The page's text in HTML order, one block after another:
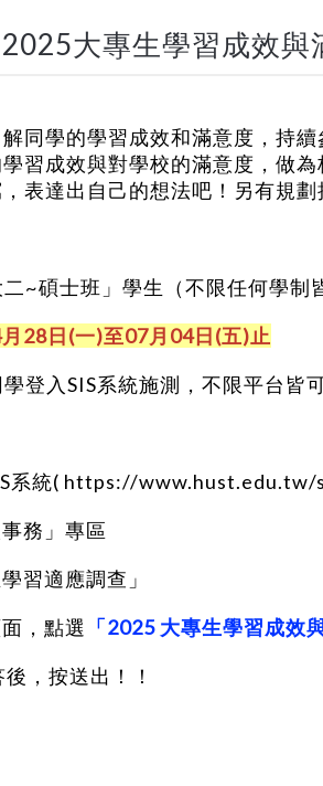
2025大專生學習成效
同學的學習成效和滿意度，持
習成效與對學校的滿意度，做
表達出自己的想法吧！另有規劃
~碩士班」學生（不限任何學制
28日(一)至07月04日(五)止
登入SIS系統施測，不限平台皆可
系統( https://www.hust.edu.tw/
務」專區
習適應調查」
，點選 「2025 大專生學習成效
，按送出！！